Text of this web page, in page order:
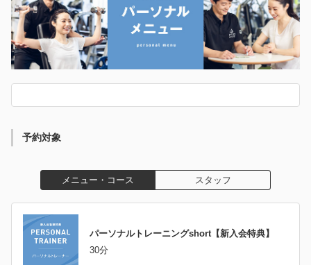
予約対象
メニュー・コース スタッフ
パーソナルトレーニングshort【新入会特典】
30分